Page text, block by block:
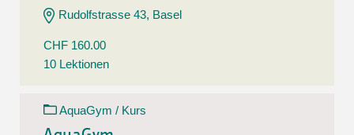
Rudolfstrasse 43, Basel
CHF 160.00
10 Lektionen
AquaGym / Kurs